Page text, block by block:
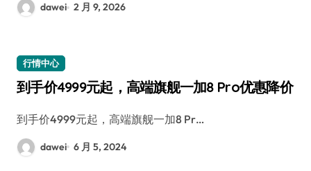
dawei 2 月 9, 2026
行情中心
到手价4999元起，高端旗舰一加8 Pro优惠降价
到手价4999元起，高端旗舰一加8 Pr…
dawei 6 月 5, 2024